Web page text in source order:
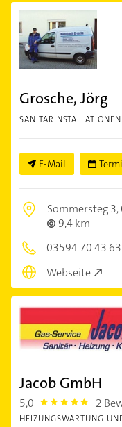
Grosche, Jörg
SANITÄRINSTALLATIONEN
E-Mail
Sommersteg 3,
9,4 km
03594 70 43 63
Webseite
Jacob GmbH
5,0 5.0 2
HEIZUNGSWARTUNG